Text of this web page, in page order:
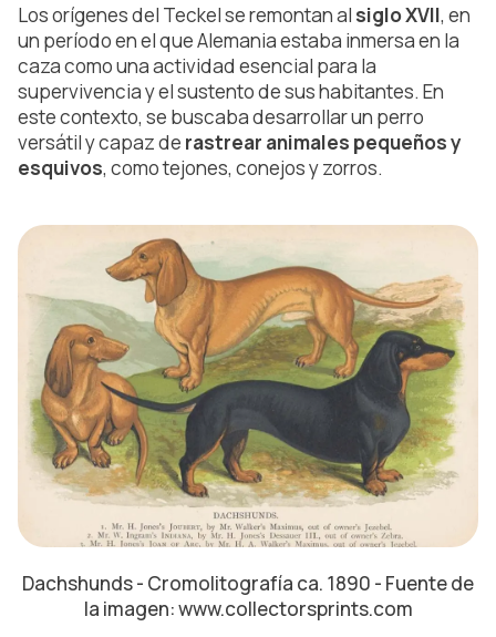
Los orígenes del Teckel se remontan al siglo XVII, en
un período en el que Alemania estaba inmersa en la
caza como una actividad esencial para la
supervivencia y el sustento de sus habitantes. En
este contexto, se buscaba desarrollar un perro
versátil y capaz de rastrear animales pequeños y
esquivos, como tejones, conejos y zorros.
Dachshunds - Cromolitografía ca. 1890 - Fuente de
la imagen: www.collectorsprints.com